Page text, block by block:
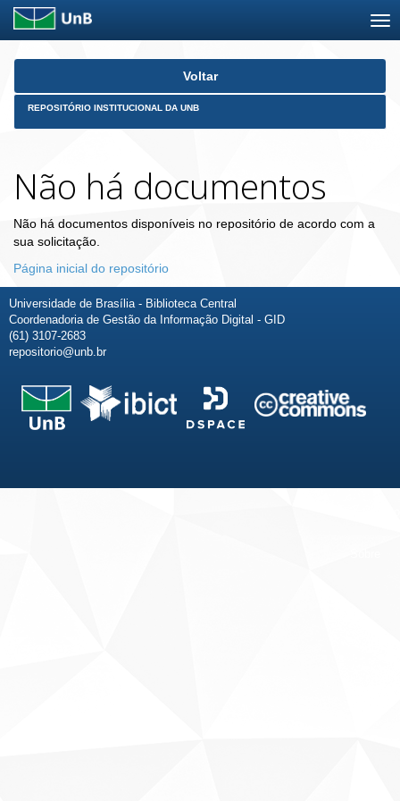
Skip
Voltar
REPOSITÓRIO INSTITUCIONAL DA UNB
Não há documentos
Não há documentos disponíveis no repositório de acordo com a
sua solicitação.
Página inicial do repositório
Universidade de Brasília - Biblioteca Central
Coordenadoria de Gestão da Informação Digital - GID
(61) 3107-2683
repositorio@unb.br